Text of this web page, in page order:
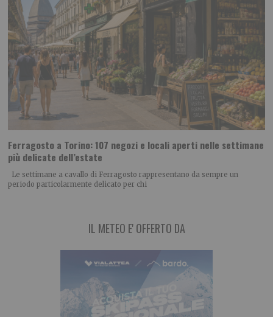
Ferragosto a Torino: 107 negozi e locali aperti nelle settimane
più delicate dell’estate
Le settimane a cavallo di Ferragosto rappresentano da sempre un
periodo particolarmente delicato per chi
IL METEO E' OFFERTO DA